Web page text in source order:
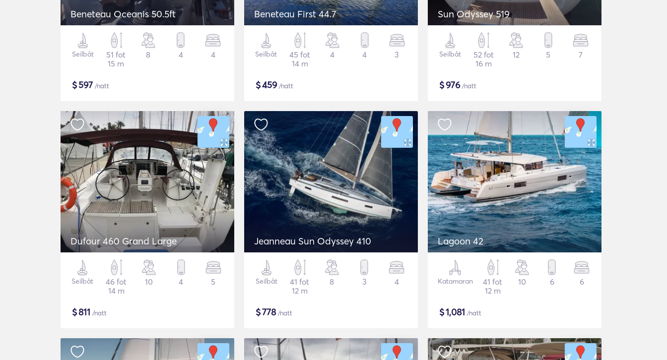
Beneteau Oceanis 50.5ft
Seilbåt
51 fot
15 m
8 4 4
$597 /natt
Beneteau First 44.7
Seilbåt
45 fot
14 m
4 4 3
$459/natt
Sun Odyssey 519
Seilbåt
52 fot
16 m
12 5 7
$976/natt
Dufour 460 Grand Large
Seilbåt
46 fot
14 m
10 4 5
$811 /natt
Jeanneau Sun Odyssey 410
Seilbåt
41 fot
12 m
8 3 4
$778/natt
Lagoon 42
Katamaran
41 fot
12 m
10 6 6
$1,081 /natt